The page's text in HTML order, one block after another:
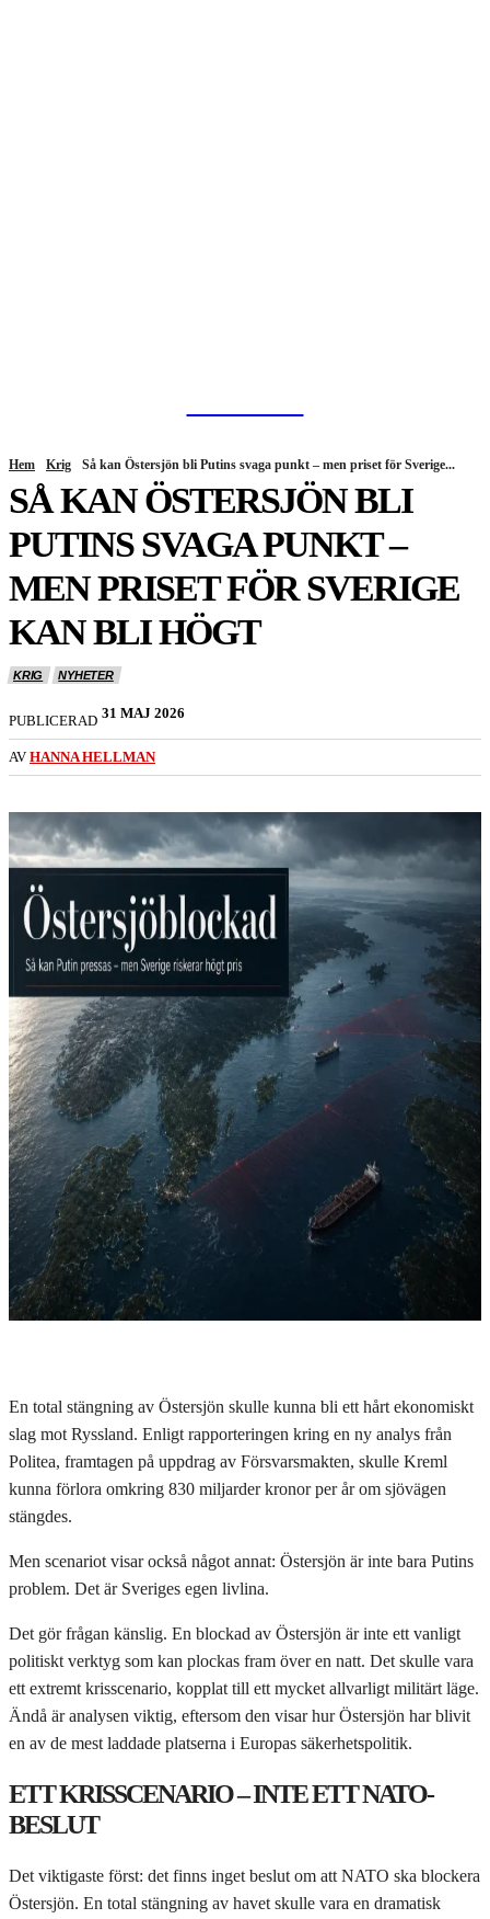
Hem Krig Så kan Östersjön bli Putins svaga punkt – men priset för Sverige...
SÅ KAN ÖSTERSJÖN BLI
PUTINS SVAGA PUNKT –
MEN PRISET FÖR SVERIGE
KAN BLI HÖGT
KRIG NYHETER
PUBLICERAD 31 MAJ 2026
AV HANNA HELLMAN
En total stängning av Östersjön skulle kunna bli ett hårt ekonomiskt
slag mot Ryssland. Enligt rapporteringen kring en ny analys från
Politea, framtagen på uppdrag av Försvarsmakten, skulle Kreml
kunna förlora omkring 830 miljarder kronor per år om sjövägen
stängdes.
Men scenariot visar också något annat: Östersjön är inte bara Putins
problem. Det är Sveriges egen livlina.
Det gör frågan känslig. En blockad av Östersjön är inte ett vanligt
politiskt verktyg som kan plockas fram över en natt. Det skulle vara
ett extremt krisscenario, kopplat till ett mycket allvarligt militärt läge.
Ändå är analysen viktig, eftersom den visar hur Östersjön har blivit
en av de mest laddade platserna i Europas säkerhetspolitik.
ETT KRISSCENARIO – INTE ETT NATO-
BESLUT
Det viktigaste först: det finns inget beslut om att NATO ska blockera
Östersjön. En total stängning av havet skulle vara en dramatisk